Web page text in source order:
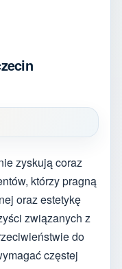
zyskują coraz
którzy pragną
oraz estetykę
związanych z
do
częstej